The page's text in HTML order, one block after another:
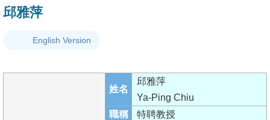
新
邱雅萍
English Version
姓名
邱雅萍
Ya-Ping Chiu
職稱
特聘教授